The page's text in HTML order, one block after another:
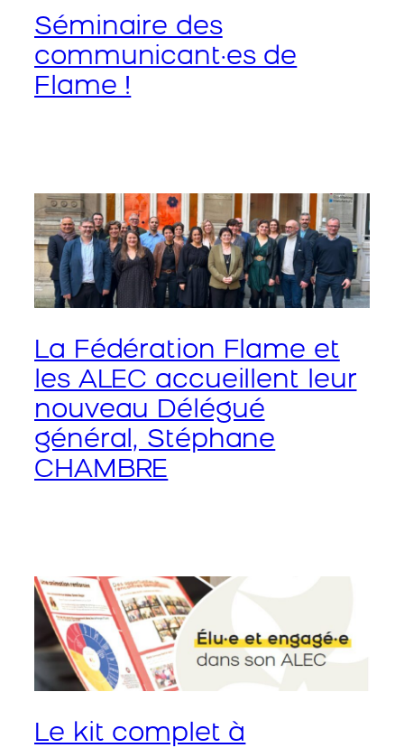
Séminaire des
communicant·es de
Flame !
La Fédération Flame et
les ALEC accueillent leur
nouveau Délégué
général, Stéphane
CHAMBRE
Le kit complet à